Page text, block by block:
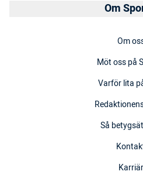
Om
Om
Möt oss på
Varför lita
Så
Karriär